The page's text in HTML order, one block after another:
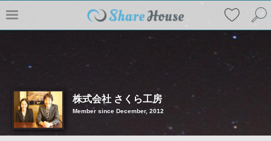
株式会社 さくら工房
Member since December, 2012